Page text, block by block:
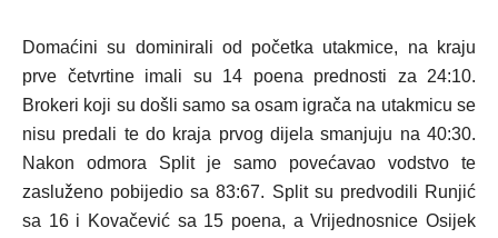
Domaćini su dominirali od početka utakmice, na kraju
prve četvrtine imali su 14 poena prednosti za 24:10.
Brokeri koji su došli samo sa osam igrača na utakmicu se
nisu predali te do kraja prvog dijela smanjuju na 40:30.
Nakon odmora Split je samo povećavao vodstvo te
zasluženo pobijedio sa 83:67. Split su predvodili Runjić
sa 16 i Kovačević sa 15 poena, a Vrijednosnice Osijek